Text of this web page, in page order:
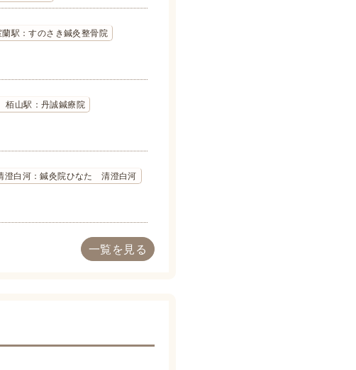
蘭駅：すのさき鍼灸整骨院
山駅：丹誠鍼療院
澄白河：鍼灸院ひなた 清澄白河
一覧を見る